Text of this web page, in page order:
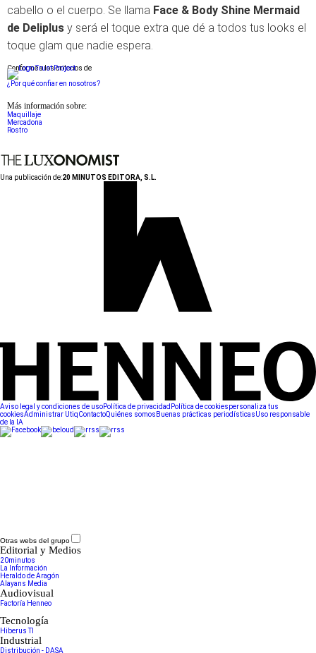
cabello o el cuerpo. Se llama Face & Body Shine Mermaid
de Deliplus y será el toque extra que dé a todos tus looks el
toque glam que nadie espera.
Conforme a los criterios de
¿Por qué confiar en nosotros?
Más información sobre:
Maquillaje
Mercadona
Rostro
Una publicación de:20 MINUTOS EDITORA, S.L.
Aviso legal y condiciones de usoPolítica de privacidad Política de cookiespersonaliza tus
cookiesAdministrar UtiqContactoQuiénes somos Buenas prácticas periodísticasUso responsable
de la IA
Otras webs del grupo
Editorial y Medios
20minutos
La Información
Heraldo de Aragón
Alayans Media
Audiovisual
Factoría Henneo
Tecnología
Hiberus TI
Industrial
Distribución - DASA